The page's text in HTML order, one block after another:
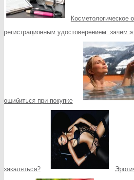
Косметологическое
регистрационным удостоверением: зачем
ошибиться при покупке
закаляться?